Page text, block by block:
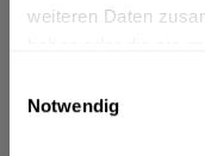
weiteren Daten
Notwendig